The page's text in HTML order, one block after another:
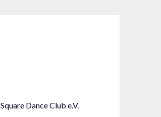
Square Dance Club e.V.